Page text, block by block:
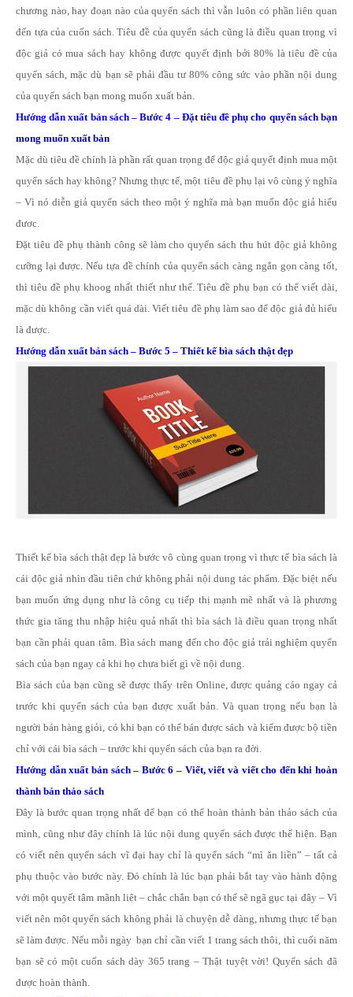
chương nào, hay đoạn nào của quyển sách thì vẫn luôn có phần liên quan
đến tựa của cuốn sách. Tiêu đề của quyển sách cũng là điều quan trọng vì
độc giả có mua sách hay không được quyết định bởi 80% là tiêu đề của
quyển sách, mặc dù bạn sẽ phải đầu tư 80% công sức vào phần nội dung
của quyển sách bạn mong muốn xuất bản.
Hướng dẫn xuất bản sách– Bước 4 – Đặt tiêu đề phụ cho quyển sách bạn
mong muốn xuất bản
Mặc dù tiêu đề chính là phần rất quan trọng để độc giả quyết định mua một
quyển sách hay không? Nhưng thực tế, một tiêu đề phụ lại vô cùng ý nghĩa
– Vì nó diễn giả quyển sách theo một ý nghĩa mà bạn muốn độc giả hiểu
đươc.
Đặt tiêu đề phụ thành công sẽ làm cho quyển sách thu hút độc giả không
cưỡng lại được. Nếu tựa đề chính của quyển sách càng ngắn gọn càng tốt,
thì tiêu đề phụ khoog nhất thiết như thế. Tiêu đề phụ bạn có thể viết dài,
mặc dù không cần viết quá dài. Viết tiêu đề phụ làm sao để độc giả đủ hiểu
là được.
Hướng dẫn xuất bản sách – Bước 5 – Thiết kế bìa sách thật đẹp
Thiết kế bìa sách thật đẹp là bước vô cùng quan trọng vì thực tế bìa sách là
cái độc giả nhìn đầu tiên chứ không phải nội dung tác phẩm. Đặc biệt nếu
bạn muốn ứng dụng như là công cụ tiếp thị mạnh mẽ nhất và là phương
thức gia tăng thu nhập hiệu quả nhất thì bìa sách là điều quan trọng nhất
bạn cần phải quan tâm. Bìa sách mang đến cho độc giả trải nghiệm quyển
sách của bạn ngay cả khi họ chưa biết gì về nội dung.
Bìa sách của bạn cũng sẽ được thấy trên Online, được quảng cáo ngay cả
trước khi quyển sách của bạn được xuất bản. Và quan trọng nếu bạn là
người bán hàng giỏi, có khi bạn có thể bán được sách và kiếm được bộ tiền
chỉ với cái bìa sách – trước khi quyển sách của bạn ra đời.
Hướng dẫn xuất bản sách– Bước 6 – Viết, viết và viết cho đến khi hoàn
thành bản thảo sách
Đây là bước quan trọng nhất để bạn có thể hoàn thành bản thảo sách của
mình, cũng như đây chính là lúc nội dung quyển sách được thể hiện. Bạn
có viết nên quyển sách vĩ đại hay chỉ là quyển sách “mì ăn liền” – tất cả
phụ thuộc vào bước này. Đó chính là lúc bạn phải bắt tay vào hành động
với một quyết tâm mãnh liệt – chắc chắn bạn có thể sẽ ngã gục tại đây – Vì
viết nên một quyển sách không phải là chuyện dễ dàng, nhưng thực tế bạn
sẽ làm được. Nếu mỗi ngày bạn chỉ cần viết 1 trang sách thôi, thì cuối năm
bạn sẽ có một cuốn sách dày 365 trang – Thật tuyệt vời! Quyển sách đã
được hoàn thành.